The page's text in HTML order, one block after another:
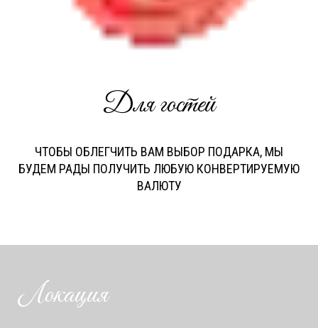
Для гостей
ЧТОБЫ ОБЛЕГЧИТЬ ВАМ ВЫБОР ПОДАРКА, МЫ
БУДЕМ РАДЫ ПОЛУЧИТЬ ЛЮБУЮ КОНВЕРТИРУЕМУЮ
ВАЛЮТУ
Локация